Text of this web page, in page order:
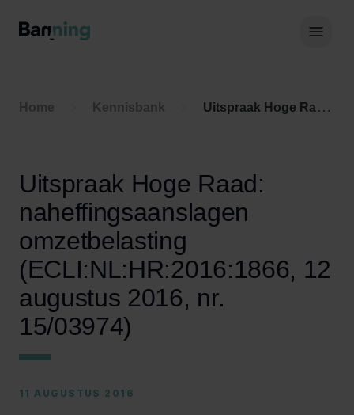
Home Kennisbank Uitspraak Hoge Raad: naheffingsaanslagen omzetbelasting (ECLI:NL:HR:2016:1866, 12 augustus 2016, nr. 15/03974)
Uitspraak Hoge Raad:
naheffingsaanslagen
omzetbelasting
(ECLI:NL:HR:2016:1866, 12
augustus 2016, nr.
15/03974)
11 AUGUSTUS 2016